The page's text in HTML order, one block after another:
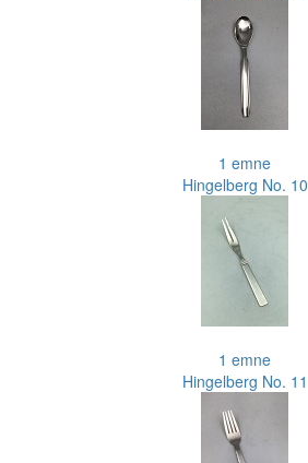
1 emne
Hingelberg No. 10
1 emne
Hingelberg No. 11